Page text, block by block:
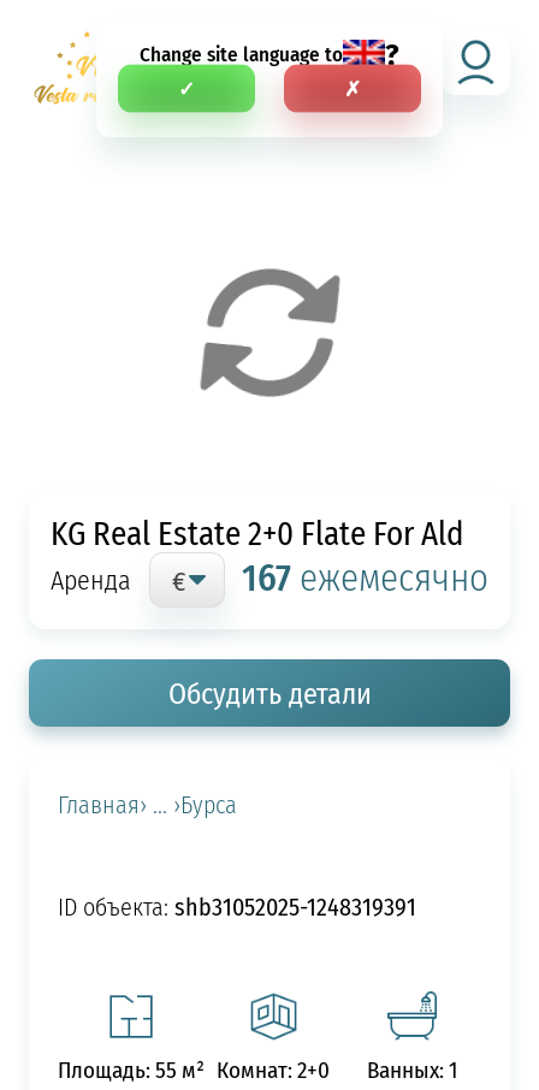
Change site language to ?
✓ ✗
RU
KG Real Estate 2+0 Flate For Ald
Аренда 167ежемесячно
Обсудить детали
Главная› ... ›Бурса
ID объекта: shb31052025-1248319391
Площадь: 55 м² Комнат: 2+0 Ванных: 1